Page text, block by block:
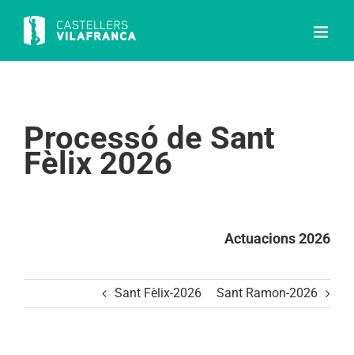
content
Processó de Sant
Fèlix 2026
Actuacions 2026
Sant Fèlix-2026 Sant Ramon-2026